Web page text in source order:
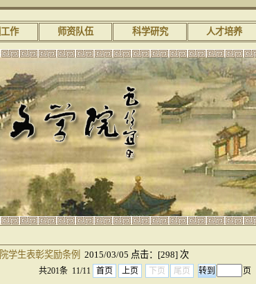
作 师资队伍 科学研究 人才培养
学生表彰奖励条例 2015/03/05 点击：[298] 次
共201条 11/11 首页 上页 下页 尾页 页